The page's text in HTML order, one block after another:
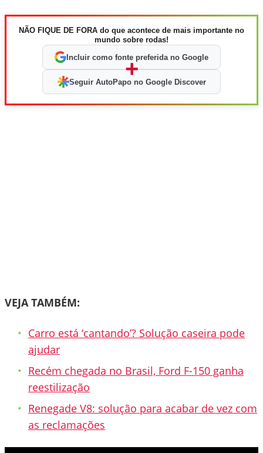
NÃO FIQUE DE FORA do que acontece de mais importante no
mundo sobre rodas!
Incluir como fonte preferida no Google
+
Seguir AutoPapo no Google Discover
VEJA TAMBÉM:
Carro está ‘cantando’? Solução caseira pode
ajudar
Recém chegada no Brasil, Ford F-150 ganha
reestilização
Renegade V8: solução para acabar de vez com
as reclamações